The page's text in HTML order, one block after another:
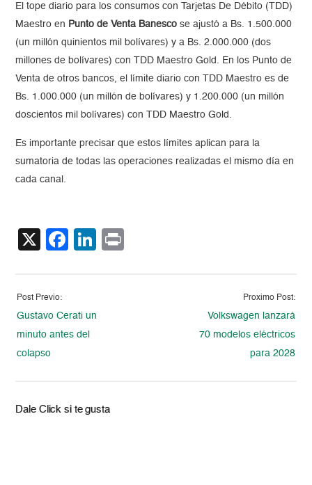
El tope diario para los consumos con Tarjetas De Débito (TDD)
Maestro en Punto de Venta Banesco se ajustó a Bs. 1.500.000
(un millón quinientos mil bolívares) y a Bs. 2.000.000 (dos
millones de bolívares) con TDD Maestro Gold. En los Punto de
Venta de otros bancos, el límite diario con TDD Maestro es de
Bs. 1.000.000 (un millón de bolívares) y 1.200.000 (un millón
doscientos mil bolívares) con TDD Maestro Gold.
Es importante precisar que estos límites aplican para la
sumatoria de todas las operaciones realizadas el mismo día en
cada canal.
X Facebook
LinkedIn
Post Previo:
Gustavo Cerati un
minuto antes del
colapso
Proximo Post:
Volkswagen lanzará
70 modelos eléctricos
para 2028
Dale Click si te gusta